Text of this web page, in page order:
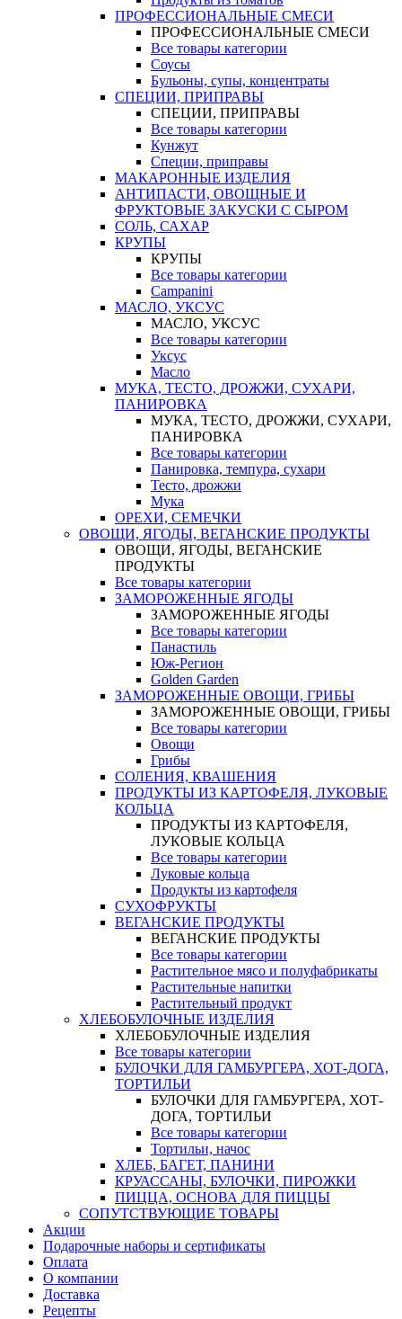
ПРОФЕССИОНАЛЬНЫЕ СМЕСИ
ПРОФЕССИОНАЛЬНЫЕ СМЕСИ
Все товары категории
Соусы
Бульоны, супы, концентраты
СПЕЦИИ, ПРИПРАВЫ
СПЕЦИИ, ПРИПРАВЫ
Все товары категории
Кунжут
Специи, приправы
МАКАРОННЫЕ ИЗДЕЛИЯ
АНТИПАСТИ, ОВОЩНЫЕ И
ФРУКТОВЫЕ ЗАКУСКИ С СЫРОМ
СОЛЬ, САХАР
КРУПЫ
КРУПЫ
Все товары категории
Campanini
МАСЛО, УКСУС
МАСЛО, УКСУС
Все товары категории
Уксус
Масло
МУКА, ТЕСТО, ДРОЖЖИ, СУХАРИ,
ПАНИРОВКА
МУКА, ТЕСТО, ДРОЖЖИ, СУХАРИ,
ПАНИРОВКА
Все товары категории
Панировка, темпура, сухари
Тесто, дрожжи
Мука
ОРЕХИ, СЕМЕЧКИ
ОВОЩИ, ЯГОДЫ, ВЕГАНСКИЕ ПРОДУКТЫ
ОВОЩИ, ЯГОДЫ, ВЕГАНСКИЕ
ПРОДУКТЫ
Все товары категории
ЗАМОРОЖЕННЫЕ ЯГОДЫ
ЗАМОРОЖЕННЫЕ ЯГОДЫ
Все товары категории
Панастиль
Юж-Регион
Golden Garden
ЗАМОРОЖЕННЫЕ ОВОЩИ, ГРИБЫ
ЗАМОРОЖЕННЫЕ ОВОЩИ, ГРИБЫ
Все товары категории
Овощи
Грибы
СОЛЕНИЯ, КВАШЕНИЯ
ПРОДУКТЫ ИЗ КАРТОФЕЛЯ, ЛУКОВЫЕ
КОЛЬЦА
ПРОДУКТЫ ИЗ КАРТОФЕЛЯ,
ЛУКОВЫЕ КОЛЬЦА
Все товары категории
Луковые кольца
Продукты из картофеля
СУХОФРУКТЫ
ВЕГАНСКИЕ ПРОДУКТЫ
ВЕГАНСКИЕ ПРОДУКТЫ
Все товары категории
Растительное мясо и полуфабрикаты
Растительные напитки
Растительный продукт
ХЛЕБОБУЛОЧНЫЕ ИЗДЕЛИЯ
ХЛЕБОБУЛОЧНЫЕ ИЗДЕЛИЯ
Все товары категории
БУЛОЧКИ ДЛЯ ГАМБУРГЕРА, ХОТ-ДОГА,
ТОРТИЛЬИ
БУЛОЧКИ ДЛЯ ГАМБУРГЕРА, ХОТ-
ДОГА, ТОРТИЛЬИ
Все товары категории
Тортильи, начос
ХЛЕБ, БАГЕТ, ПАНИНИ
КРУАССАНЫ, БУЛОЧКИ, ПИРОЖКИ
ПИЦЦА, ОСНОВА ДЛЯ ПИЦЦЫ
СОПУТСТВУЮЩИЕ ТОВАРЫ
Акции
Подарочные наборы и сертификаты
Оплата
О компании
Доставка
Рецепты